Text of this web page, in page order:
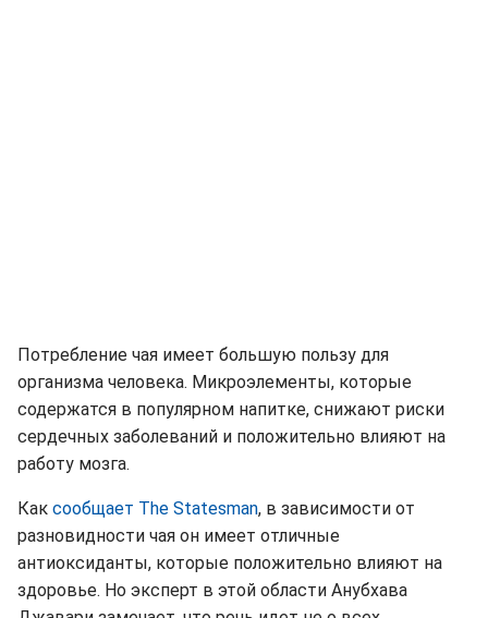
Потребление чая имеет большую пользу для
организма человека. Микроэлементы, которые
содержатся в популярном напитке, снижают риски
сердечных заболеваний и положительно влияют на
работу мозга.
Как сообщает The Statesman, в зависимости от
разновидности чая он имеет отличные
антиоксиданты, которые положительно влияют на
здоровье. Но эксперт в этой области Анубхава